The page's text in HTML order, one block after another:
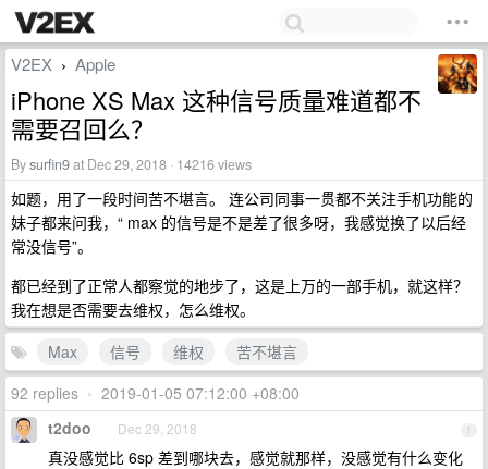
V2EX › Apple
iPhone XS Max 这种信号质量难道都不
需要召回么？
Bysurfin9at Dec 29, 2018 · 14216 views
如题，用了一段时间苦不堪言。 连公司同事一贯都不关注手机功能的
妹子都来问我，“ max 的信号是不是差了很多呀，我感觉换了以后经
常没信号”。
都已经到了正常人都察觉的地步了，这是上万的一部手机，就这样？
我在想是否需要去维权，怎么维权。
Max
信号 维权
苦不堪言
92 replies • 2019-01-05 07:12:00 +08:00
1
t2doo Dec 29, 2018
真没感觉比 6sp 差到哪块去，感觉就那样，没感觉有什么变化